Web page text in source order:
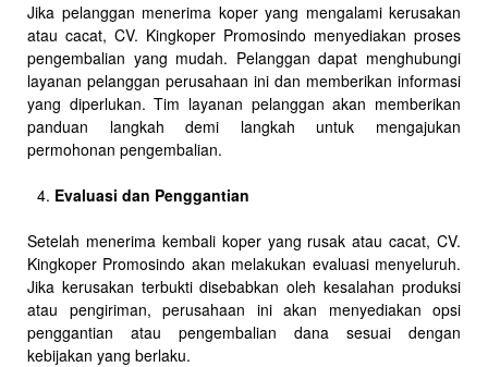
Jika pelanggan menerima koper yang mengalami kerusakan
atau cacat, CV. Kingkoper Promosindo menyediakan proses
pengembalian yang mudah. Pelanggan dapat menghubungi
layanan pelanggan perusahaan ini dan memberikan informasi
yang diperlukan. Tim layanan pelanggan akan memberikan
panduan langkah demi langkah untuk mengajukan
permohonan pengembalian.
Evaluasi dan Penggantian
Setelah menerima kembali koper yang rusak atau cacat, CV.
Kingkoper Promosindo akan melakukan evaluasi menyeluruh.
Jika kerusakan terbukti disebabkan oleh kesalahan produksi
atau pengiriman, perusahaan ini akan menyediakan opsi
penggantian atau pengembalian dana sesuai dengan
kebijakan yang berlaku.